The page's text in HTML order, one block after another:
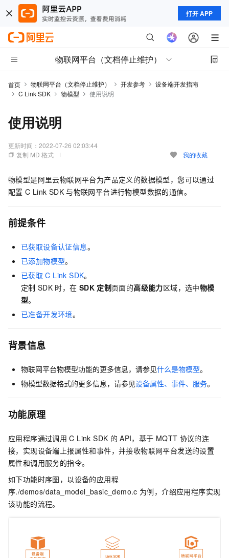
打开 APP
物联网平台（文档停止维护）
首页 物联网平台（文档停止维护） 开发参考
设备端开发指南
C Link SDK
物模型 使用说明
使用说明
更新时间： 2022-07-26 02:03:44
复制 MD 格式
我的收藏
物模型是阿里云物联网平台为产品定义的数据模型，您可以通过
配置 C Link SDK 与物联网平台进行物模型数据的通信。
前提条件
已获取设备认证信息。
已添加物模型。
已获取 C Link SDK。
定制 SDK 时，在 SDK 定制页面的高级能力区域，选中物模
型。
已准备开发环境。
背景信息
物联网平台物模型功能的更多信息，请参见什么是物模型。
物模型数据格式的更多信息，请参见设备属性、事件、服务。
功能原理
应用程序通过调用 C Link SDK 的 API， 基于 MQTT 协议的连
接，实现设备端上报属性和事件，并接收物联网平台发送的设置
属性和调用服务的指令。
如下功能时序图，以设备的应用程
序./demos/data_model_basic_demo.c 为例，介绍应用程序实现
该功能的流程。